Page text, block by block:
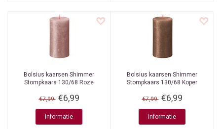
Bolsius kaarsen Shimmer
Stompkaars 130/68 Roze
€7,99 €6,99
Informatie
Bolsius kaarsen Shimmer
Stompkaars 130/68 Koper
€7,99 €6,99
Informatie